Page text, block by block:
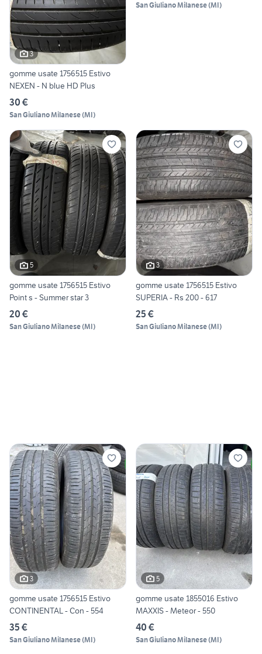
3
gomme usate 1756515 Estivo
NEXEN - N blue HD Plus
30 €
San Giuliano Milanese(MI)
San Giuliano Milanese(MI)
5
gomme usate 1756515 Estivo
Point s - Summer star 3
20 €
San Giuliano Milanese(MI)
3
gomme usate 1756515 Estivo
SUPERIA - Rs 200 - 617
25 €
San Giuliano Milanese(MI)
3
gomme usate 1756515 Estivo
CONTINENTAL - Con - 554
35 €
San Giuliano Milanese(MI)
5
gomme usate 1855016 Estivo
MAXXIS - Meteor - 550
40 €
San Giuliano Milanese(MI)